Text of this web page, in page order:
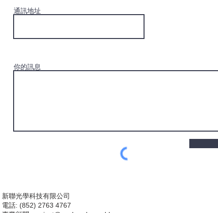
通訊地址
你的訊息
新聯光學科技有限公司
電話: (852) 2763 4767